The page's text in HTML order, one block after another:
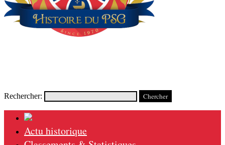
Rechercher:
Actu historique